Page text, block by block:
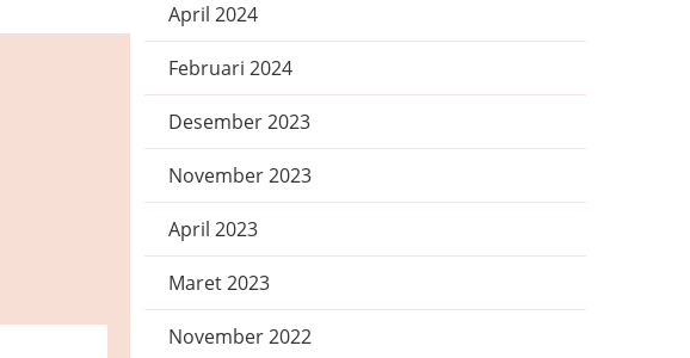
April 2024
Februari 2024
Desember 2023
November 2023
April 2023
Maret 2023
November 2022